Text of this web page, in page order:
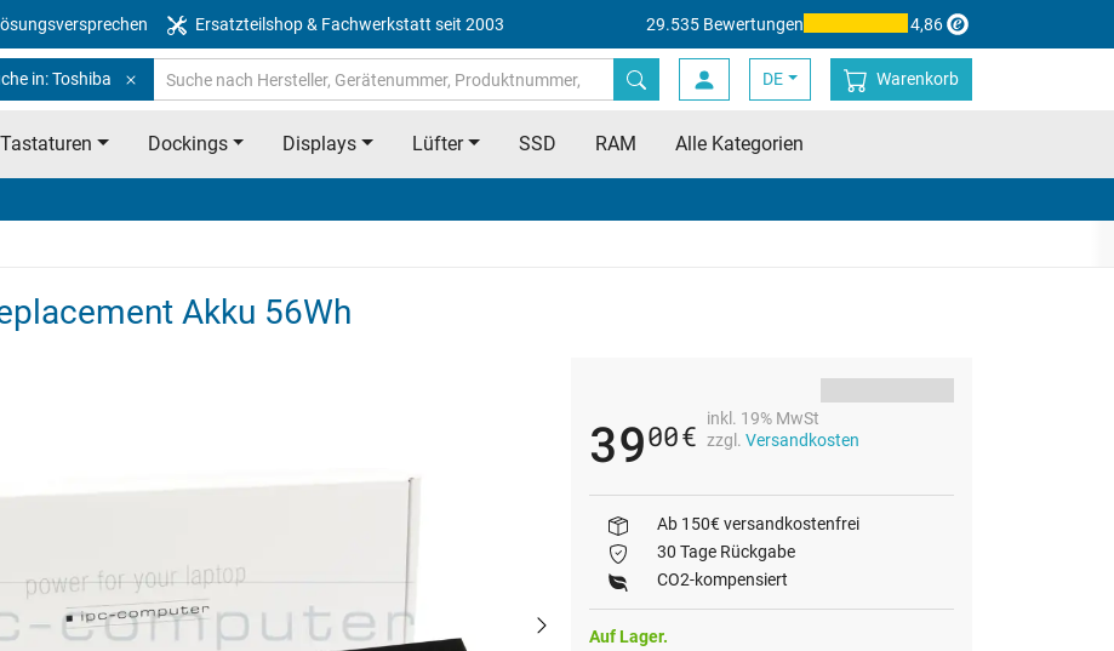
Ersatzteilshop & Fachwerkstatt seit 2003 29.535 Bewertungen 4,86
in: Toshiba DE Warenkorb
Tastaturen Dockings Displays Lüfter SSD RAM Alle Kategorien
Akku 56Wh
3900€
inkl. 19% MwSt
zzgl. Versandkosten
Ab 150€ versandkostenfrei
30 Tage Rückgabe
CO2-kompensiert
Auf Lager.